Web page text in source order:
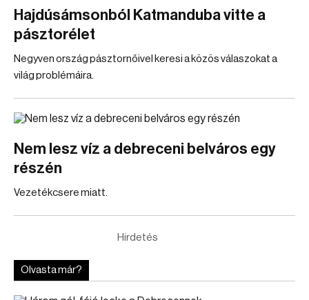
Hajdúsámsonból Katmanduba vitte a
pásztorélet
Negyven ország pásztornőivel keresi a közös válaszokat a
világ problémáira.
Nem lesz víz a debreceni belváros egy
részén
Vezetékcsere miatt.
Hirdetés
Olvasta már?